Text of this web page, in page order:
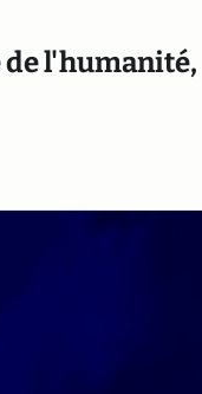
l'humanité,